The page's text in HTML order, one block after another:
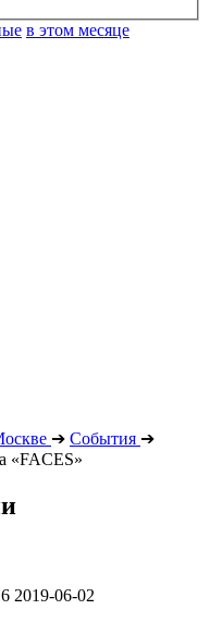
в этом месяце
➔ События ➔
«FACES»
2019-06-02